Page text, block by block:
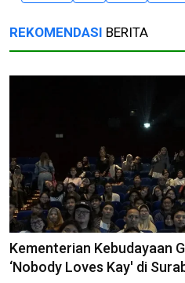
REKOMENDASI BERITA
Kementerian Kebudayaan
‘Nobody Loves Kay' di